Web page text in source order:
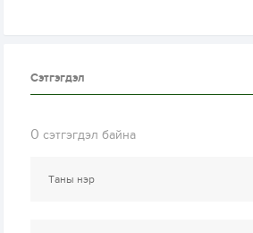
Сэтгэгдэл
0 сэтгэгдэл байна